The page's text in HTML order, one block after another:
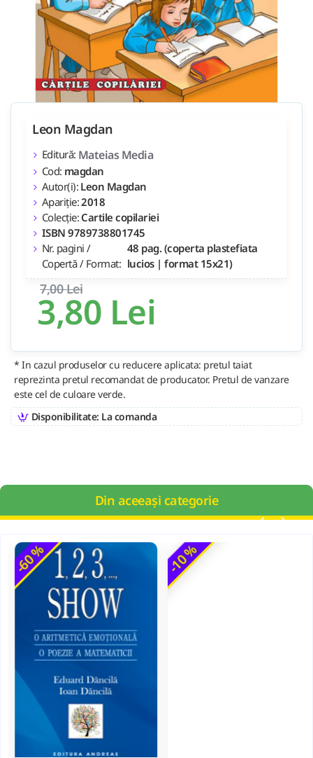
3,80 Lei
7,00 Lei
Leon Magdan
Editură: Mateias Media
Cod: magdan
Autor(i): Leon Magdan
Apariție:2018
Colecție: Cartile copilariei
ISBN 9789738801745
Nr. pagini /
Copertă / Format:
48 pag. (coperta plastefiata
lucios | format 15x21)
* In cazul produselor cu reducere aplicata: pretul taiat
reprezinta pretul recomandat de producator. Pretul de vanzare
este cel de culoare verde.
Disponibilitate: La comanda
Din aceeași categorie
-60 % -10 %